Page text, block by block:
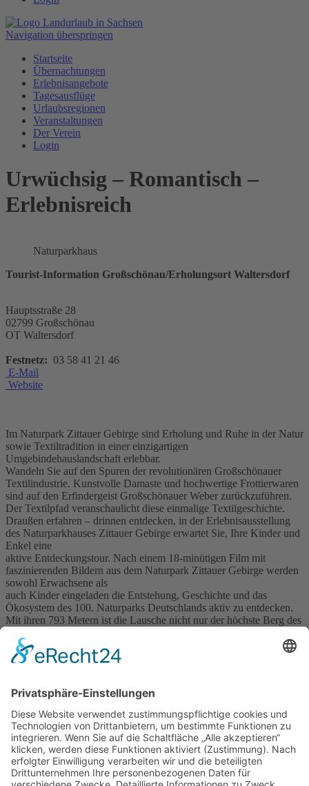
Navigation überspringen
Startseite
Übernachtungen
Erlebnisangebote
Tagesausflüge
Urlaubsregionen
Veranstaltungen
Der Verein
Login
Urwüchsig – Romantisch –
Erlebnisreich
Naturparkhaus
Tourist-Information Großschönau/Erholungsort Waltersdorf
Hauptsstraße 28
02799 Großschönau
OT Waltersdorf
Festnetz: 03 58 41 21 46
E-Mail
Website
Im Naturpark Zittauer Gebirge sind Erholung und Ruhe in der Natur
sowie Textiltradition in einer einzigartigen
Umgebindehauslandschaft erlebbar.
Wandeln Sie auf den Spuren der revolutionären Großschönauer
Textilindustrie. Kunstvolle Damaste und hochwertige Frottierwaren
sind auf den Erfindergeist Großschönauer Weber zurückzuführen.
Der Textilpfad veranschaulicht diese einmalige Textilgeschichte.
Draußen erfahren – drinnen entdecken, in der Erlebnisausstellung
des Naturparkhauses Zittauer Gebirge erwartet Sie, Ihre Kinder und
Enkel eine
aktive Entdeckungstour. Nach einem 18-minütigen Film mit
faszinierenden Bildern aus dem Naturpark Zittauer Gebirge werden
sowohl Erwachsene als
auch Kinder eingeladen die Entstehung, Geschichte und das
Ökosystem des 100. Naturparks Deutschlands aktiv zu entdecken.
Mit ihren 793 Metern ist die Lausche nicht nur der höchste Berg des
Ortsbild
des Erholungsortes Waltersdorf. Weithin sichtbar lockt sie jährlich
ist der im August 2020 neu eröffnete Aussichtsturm, der nun
Naturparkhaus befindet
sich ebenfalls die Tourist-Information als zentrale Informationsstelle
für alle Gäste und Besucher des Naturparks Zittauer Gebirge.
Angebot
»Buchung/Anfrage